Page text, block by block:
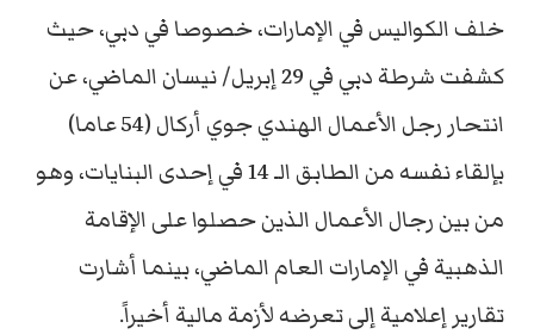
خلف الكواليس في الإمارات، خصوصا في دبي، حيث
كشفت شرطة دبي في 29 إبريل/ نيسان الماضي، عن
انتحار رجل الأعمال الهندي جوي أركال (54 عاما)
بإلقاء نفسه من الطابق الـ 14 في إحدى البنايات، وهو
من بين رجال الأعمال الذين حصلوا على الإقامة
الذهبية في الإمارات العام الماضي، بينما أشارت
تقارير إعلامية إلى تعرضه لأزمة مالية أخيراً.